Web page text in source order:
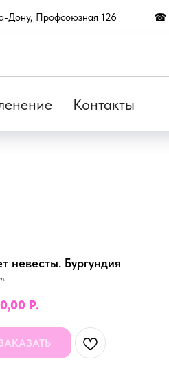
Дону, Профсоюзная 126 ☎
Контакты
невесты. Бургундия
Р.